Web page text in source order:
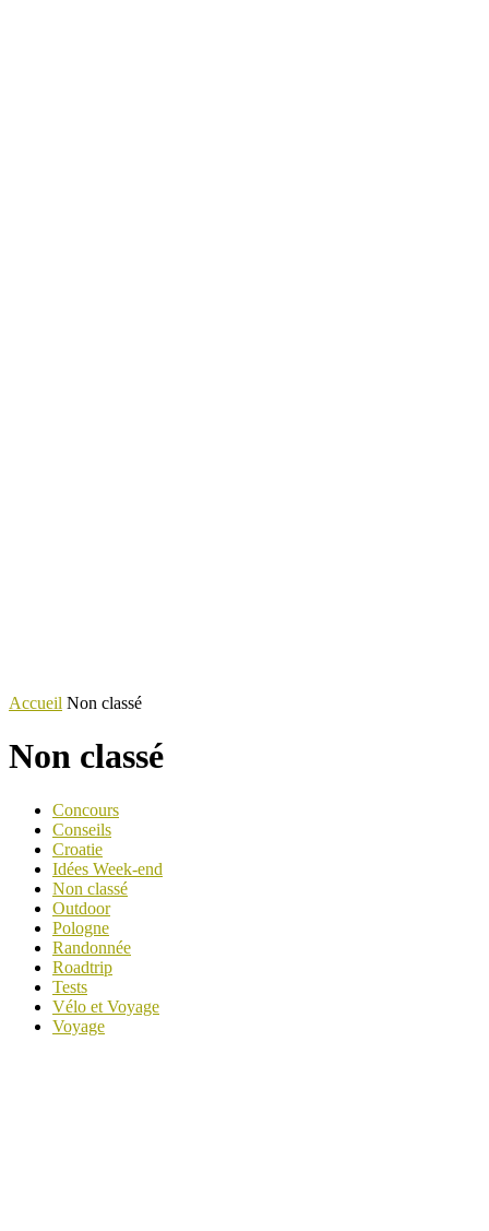
Accueil Non classé
Non classé
Concours
Conseils
Croatie
Idées Week-end
Non classé
Outdoor
Pologne
Randonnée
Roadtrip
Tests
Vélo et Voyage
Voyage